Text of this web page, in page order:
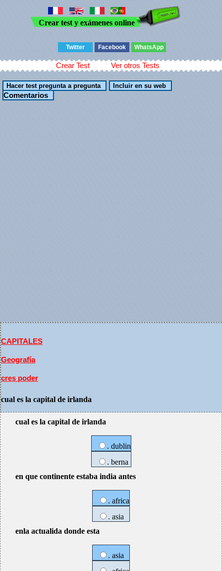
Crear test y exámenes online
Twitter Facebook WhatsApp
Crear Test Ver otros Tests
Comentarios
CAPITALES
Geografía
cres poder
cual es la capital de irlanda
cual es la capital de irlanda
. dublin
. berna
en que continente estaba india antes
. africa
. asia
enla actualida donde esta
. asia